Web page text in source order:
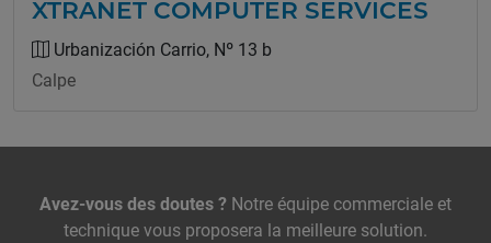
XTRANET COMPUTER SERVICES
Urbanización Carrio, Nº 13 b
Calpe
Avez-vous des doutes ? Notre équipe commerciale et
technique vous proposera la meilleure solution.